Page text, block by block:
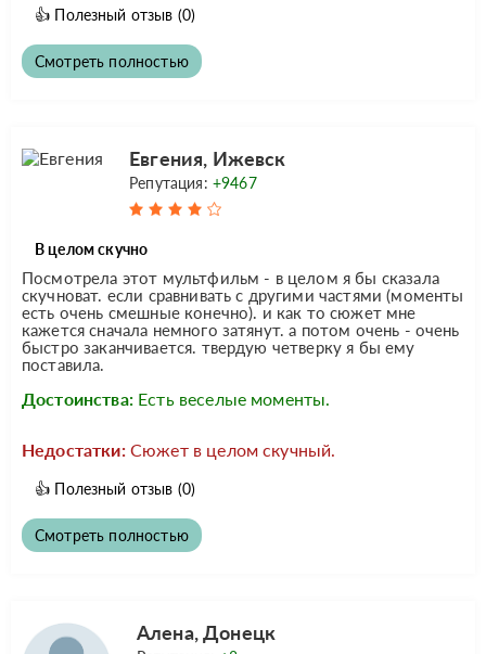
👍 Полезный отзыв (0)
Смотреть полностью
Евгения, Ижевск
Репутация: +9467
В целом скучно
Посмотрела этот мультфильм - в целом я бы сказала
скучноват. если сравнивать с другими частями (моменты
есть очень смешные конечно). и как то сюжет мне
кажется сначала немного затянут. а потом очень - очень
быстро заканчивается. твердую четверку я бы ему
поставила.
Достоинства: Есть веселые моменты.
Недостатки: Сюжет в целом скучный.
👍 Полезный отзыв (0)
Смотреть полностью
Алена, Донецк